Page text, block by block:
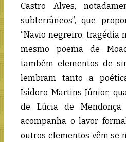
Castro Alves,
subterrâneos”, que
“Navio negreiro: tragédia
mesmo poema de
também elementos de
lembram tanto a
Isidoro Martins Júnior,
de Lúcia de
acompanha o lavor
outros elementos vêm se